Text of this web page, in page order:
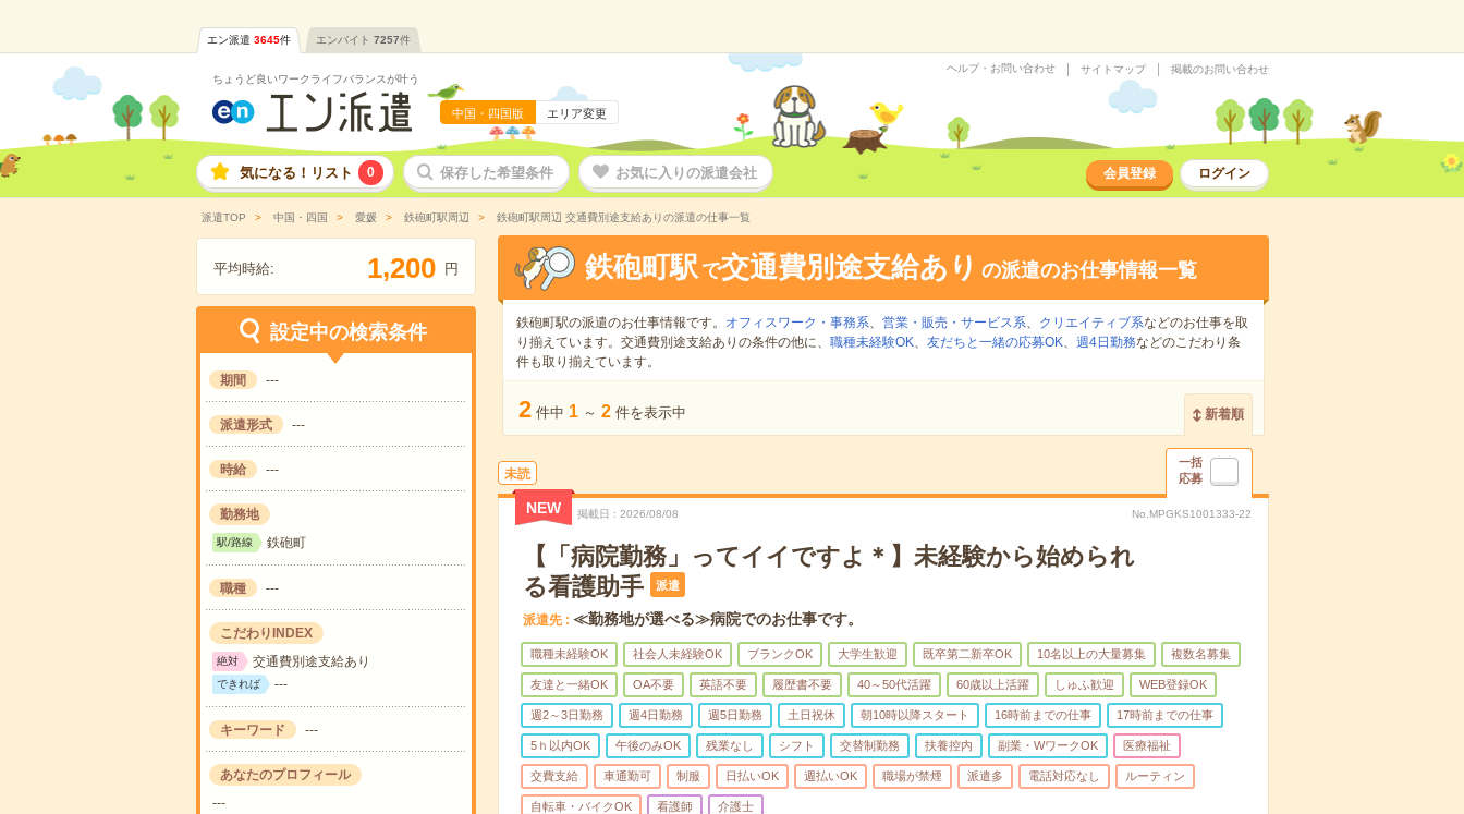
エン派遣 3645件 エンバイト 7257件
ちょうど良いワークライフバランスが叶う
中国・四国版 エリア変更
ヘルプ・お問い合わせ サイトマップ 掲載のお問い合わせ
気になる！リスト 0 保存した希望条件 お気に入りの派遣会社 会員登録 ログイン
派遣TOP 中国・四国 愛媛 鉄砲町駅周辺 鉄砲町駅周辺 交通費別途支給ありの派遣の仕事一覧
平均時給: 1,200 円
設定中の検索条件
期間 ---
派遣形式 ---
時給 ---
勤務地
駅/路線 鉄砲町
職種 ---
こだわりINDEX
絶対 交通費別途支給あり
できれば ---
キーワード ---
あなたのプロフィール
---
鉄砲町駅 で交通費別途支給あり の派遣のお仕事情報一覧
鉄砲町駅の派遣のお仕事情報です。 オフィスワーク・事務系、 営業・販売・サービス系、 クリエイティブ系などのお仕事を取
り揃えています。交通費別途支給ありの条件の他に、 職種未経験OK、 友だちと一緒の応募OK、 週4日勤務などのこだわり条
件も取り揃えています。
2 件中 1 ～ 2 件を表示中 新着順
未読
一括
応募
NEW 掲載日 2026/08/08 No.MPGKS1001333-22
【「病院勤務」ってイイですよ＊】未経験から始められ
る看護助手
派遣
派遣先 ≪勤務地が選べる≫病院でのお仕事です。
職種未経験OK 社会人未経験OK ブランクOK 大学生歓迎 既卒第二新卒OK 10名以上の大量募集 複数名募集
友達と一緒OK OA不要 英語不要 履歴書不要 40～50代活躍 60歳以上活躍 しゅふ歓迎 WEB登録OK
週2～3日勤務 週4日勤務 週5日勤務 土日祝休 朝10時以降スタート 16時前までの仕事 17時前までの仕事
5ｈ以内OK 午後のみOK 残業なし シフト 交替制勤務 扶養控内 副業・WワークOK 医療福祉
交費支給 車通勤可 制服 日払いOK 週払いOK 職場が禁煙 派遣多 電話対応なし ルーティン
自転車・バイクOK 看護師 介護士